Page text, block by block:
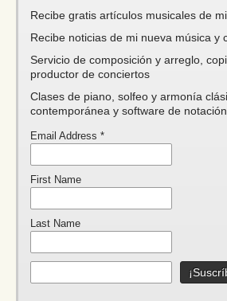
Recibe gratis artículos musicales de
Recibe noticias de mi nueva música y
Servicio de composición y arreglo,
productor de conciertos
Clases de piano, solfeo y armonía
contemporánea y software de
Email Address *
First Name
Last Name